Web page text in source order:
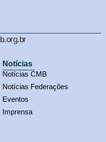
Notícias
Notícias CMB
Notícias Federações
Eventos
Imprensa